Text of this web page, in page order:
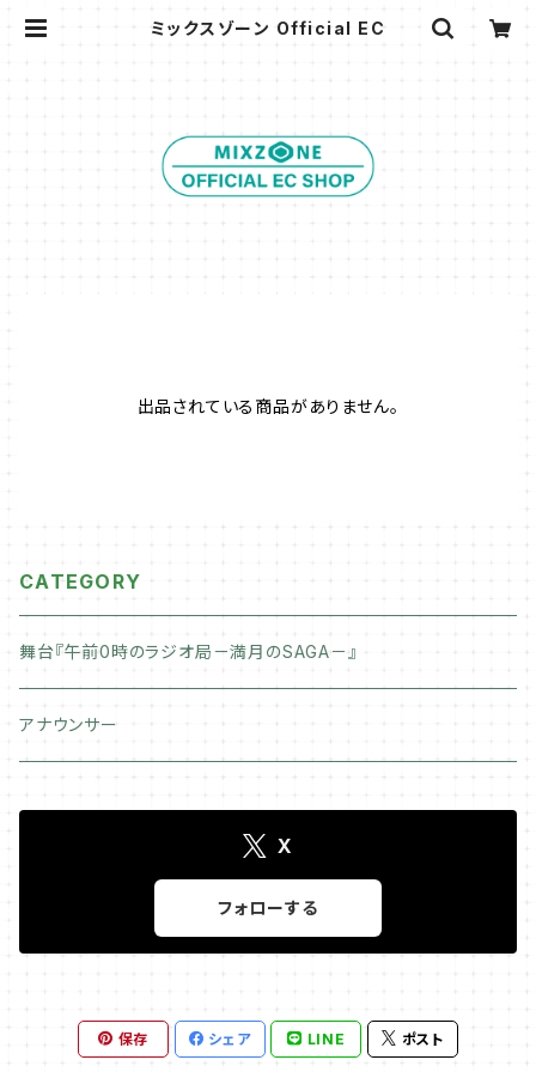
ミックスゾーン Official EC
出品されている商品がありません。
CATEGORY
舞台『午前0時のラジオ局－満月のSAGA－』
アナウンサー
X
フォローする
保存 シェア LINE ポスト